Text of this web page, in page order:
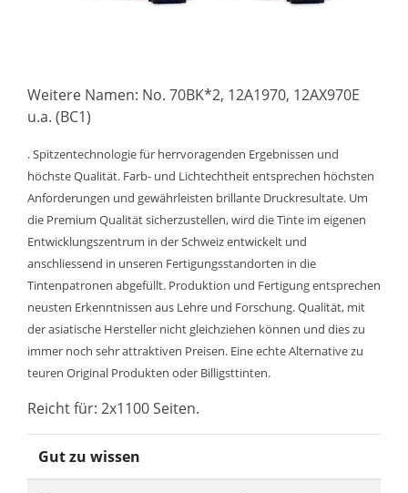
Weitere Namen: No. 70BK*2, 12A1970, 12AX970E
u.a. (BC1)
. Spitzentechnologie für herrvoragenden Ergebnissen und
höchste Qualität. Farb- und Lichtechtheit entsprechen höchsten
Anforderungen und gewährleisten brillante Druckresultate. Um
die Premium Qualität sicherzustellen, wird die Tinte im eigenen
Entwicklungszentrum in der Schweiz entwickelt und
anschliessend in unseren Fertigungsstandorten in die
Tintenpatronen abgefüllt. Produktion und Fertigung entsprechen
neusten Erkenntnissen aus Lehre und Forschung. Qualität, mit
der asiatische Hersteller nicht gleichziehen können und dies zu
immer noch sehr attraktiven Preisen. Eine echte Alternative zu
teuren Original Produkten oder Billigsttinten.
Reicht für: 2x1100 Seiten.
Gut zu wissen